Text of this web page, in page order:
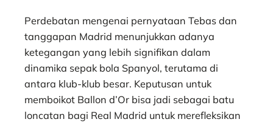
Perdebatan mengenai pernyataan Tebas dan
tanggapan Madrid menunjukkan adanya
ketegangan yang lebih signifikan dalam
dinamika sepak bola Spanyol, terutama di
antara klub-klub besar. Keputusan untuk
memboikot Ballon d’Or bisa jadi sebagai batu
loncatan bagi Real Madrid untuk merefleksikan